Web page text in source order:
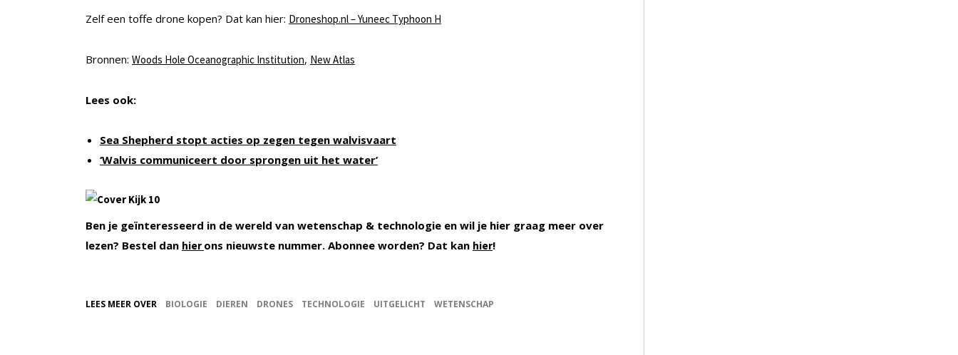
Zelf een toffe drone kopen? Dat kan hier: Droneshop.nl – Yuneec Typhoon H
Bronnen: Woods Hole Oceanographic Institution, New Atlas
Lees ook:
Sea Shepherd stopt acties op zegen tegen walvisvaart
‘Walvis communiceert door sprongen uit het water’
Ben je geïnteresseerd in de wereld van wetenschap & technologie en wil je hier graag meer over
lezen? Bestel dan hier ons nieuwste nummer. Abonnee worden? Dat kan hier!
LEES MEER OVER BIOLOGIE DIEREN DRONES TECHNOLOGIE UITGELICHT WETENSCHAP